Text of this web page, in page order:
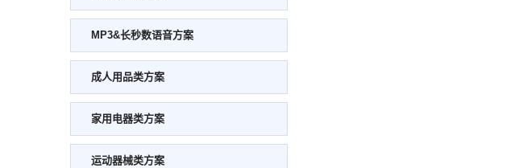
MP3&长秒数语音方案
成人用品类方案
家用电器类方案
运动器械类方案